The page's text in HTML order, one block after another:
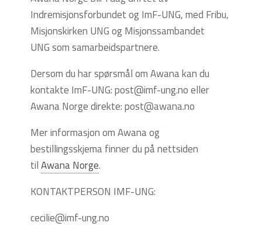
Indremisjonsforbundet og ImF-UNG, med Fribu,
Misjonskirken UNG og Misjonssambandet
UNG som samarbeidspartnere.
Dersom du har spørsmål om Awana kan du
kontakte ImF-UNG: post@imf-ung.no eller
Awana Norge direkte: post@awana.no
Mer informasjon om Awana og
bestillingsskjema finner du på nettsiden
tilAwana Norge.
KONTAKTPERSON IMF-UNG:
cecilie@imf-ung.no